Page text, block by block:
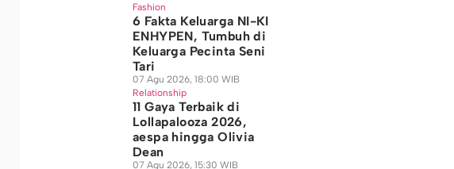
Fashion
6 Fakta Keluarga NI-KI
ENHYPEN, Tumbuh di
Keluarga Pecinta Seni
Tari
07 Agu 2026, 18:00 WIB
Relationship
11 Gaya Terbaik di
Lollapalooza 2026,
aespa hingga Olivia
Dean
07 Agu 2026, 15:30 WIB